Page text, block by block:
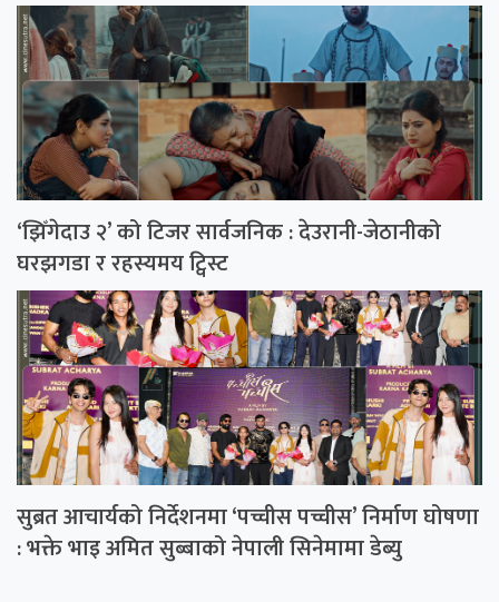
‘झिँगेदाउ २’ को टिजर सार्वजनिक : देउरानी-जेठानीको
घरझगडा र रहस्यमय ट्विस्ट
सुब्रत आचार्यको निर्देशनमा ‘पच्चीस पच्चीस’ निर्माण घोषणा
: भक्ते भाइ अमित सुब्बाको नेपाली सिनेमामा डेब्यु